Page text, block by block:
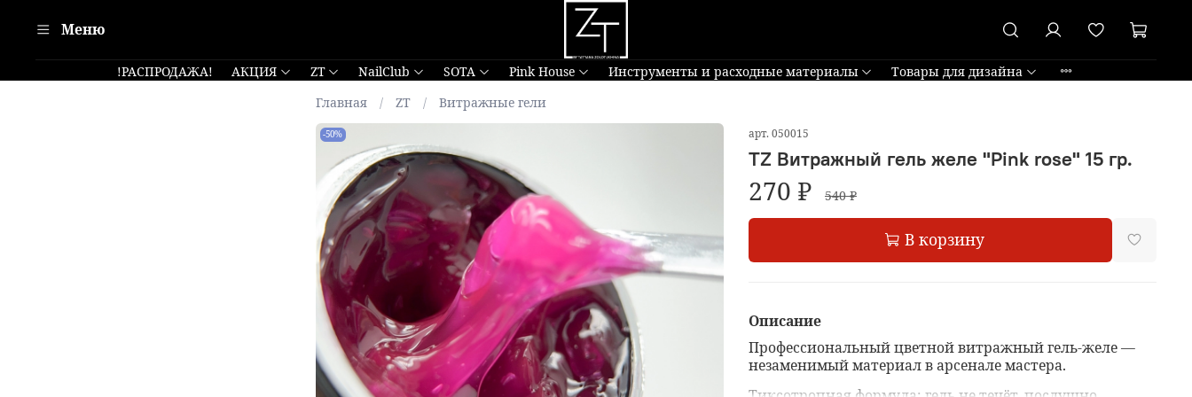
Меню
!РАСПРОДАЖА! АКЦИЯ ZT NailClub SOTA Pink House Инструменты и расходные материалы
Товары для дизайна
Главная
ZT Витражные гели
-50% арт. 050015
TZ Витражный гель желе "Pink rose" 15 гр.
270 ₽ 540 ₽
В корзину
Описание
Профессиональный цветной витражный гель-желе —
незаменимый материал в арсенале мастера.